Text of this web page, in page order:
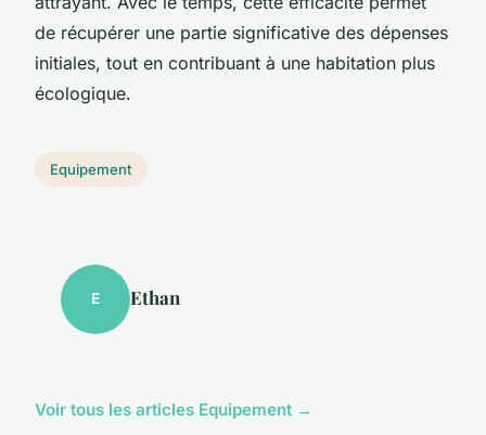
de récupérer une partie significative des dépenses
initiales, tout en contribuant à une habitation plus
écologique.
Equipement
E Ethan
Voir tous les articles Equipement →